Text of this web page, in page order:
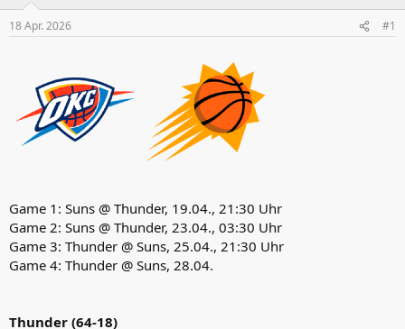
18 Apr. 2026 #1
Game 1: Suns @ Thunder, 19.04., 21:30 Uhr
Game 2: Suns @ Thunder, 23.04., 03:30 Uhr
Game 3: Thunder @ Suns, 25.04., 21:30 Uhr
Game 4: Thunder @ Suns, 28.04.
Thunder (64-18)